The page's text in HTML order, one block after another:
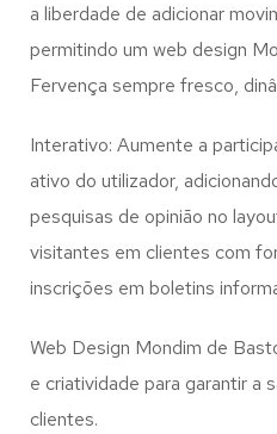
a liberdade de adicionar
permitindo um web design
Fervença sempre fresco,
Interativo: Aumente a
ativo do utilizador,
pesquisas de opinião no
visitantes em clientes com
inscrições em boletins
Web Design Mondim de
e criatividade para garantir a
clientes.